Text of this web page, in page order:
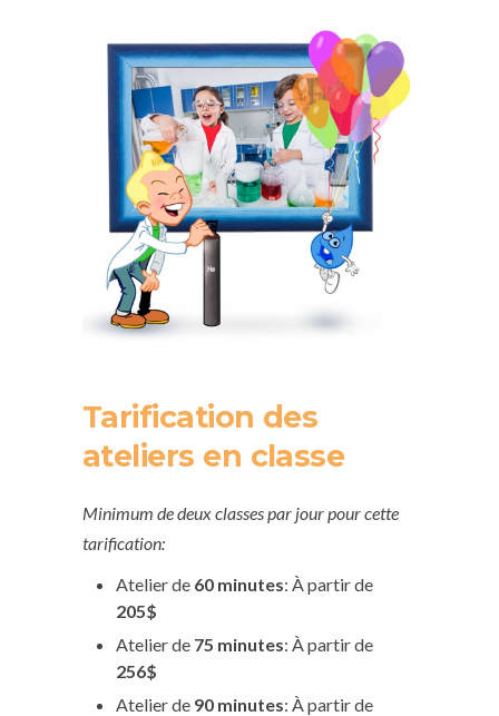
Tarification des
ateliers en classe
Minimum de deux classes par jour pour cette
tarification:
Atelier de 60 minutes: À partir de
205$
Atelier de 75 minutes: À partir de
256$
Atelier de 90 minutes: À partir de